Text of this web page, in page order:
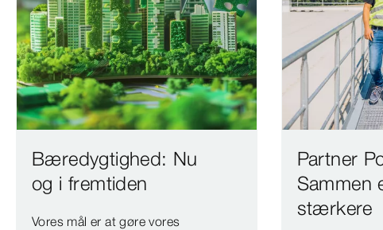
Bæredygtighed: Nu
og i fremtiden
Vores mål er at gøre vores
Partner
Sammen
stærkere